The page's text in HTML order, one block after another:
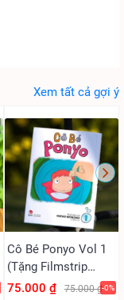
Xem tất cả gợi ý
Cô Bé Ponyo Vol 1
(Tặng Filmstrip
PVC)
75.000 ₫ 75.000 ₫-0%